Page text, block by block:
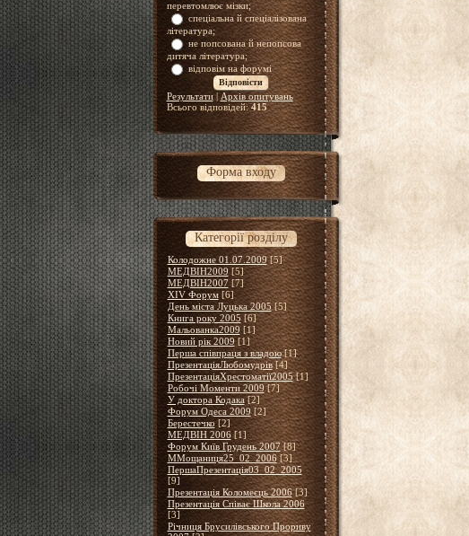
перевтомлює мізки;
спеціальна й спеціалізована
література;
не попсована й непопсова
дитяча література;
відповім на форумі
Результати|Архів опитувань
Всього відповідей:415
Форма входу
Категорії розділу
Колодожне 01.07.2009 [5]
МЕДВІН2009 [5]
МЕДВІН2007 [7]
XІV Форум [6]
День міста Луцька 2005 [5]
Книга року 2005 [6]
Мальованка2009 [1]
Новий рік 2009 [1]
Перша співпраця з владою [1]
ПрезентаціяЛюбомудрів [4]
ПрезентаціяХрестоматії2005 [1]
Робочі Моменти 2009 [7]
У доктора Кодака [2]
Форум Одеса 2009 [2]
Берестечко [2]
МЕДВІН 2006 [1]
Форум Київ Грудень 2007 [8]
ММощаниця25_02_2006 [3]
ПершаПрезентація03_02_2005
[9]
Презентація Коломеєць 2006 [3]
Презентація Співає Школа 2006
[3]
Річниця Брусилівського Прориву